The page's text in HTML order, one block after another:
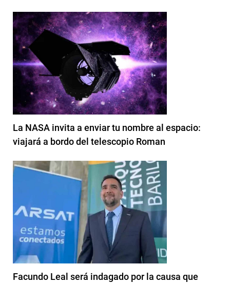
La NASA invita a enviar tu nombre al espacio:
viajará a bordo del telescopio Roman
Facundo Leal será indagado por la causa que